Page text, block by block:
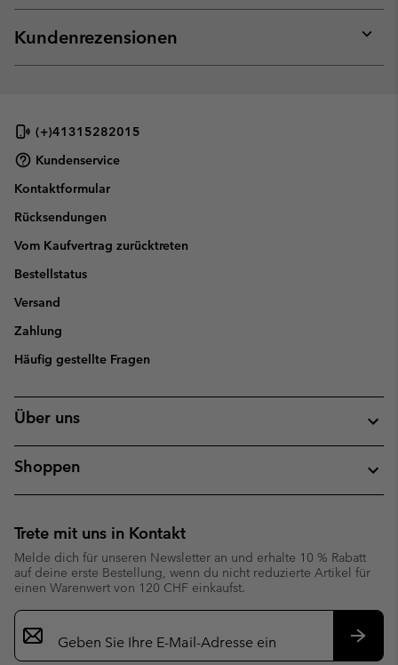
or
Kundenrezensionen
or
(+)41315282015
Kundenservice
Kontaktformular
Rücksendungen
Vom Kaufvertrag zurücktreten
Bestellstatus
Versand
Zahlung
Häufig gestellte Fragen
Über uns
Shoppen
Trete mit uns in Kontakt
Melde dich für unseren Newsletter an und erhalte 10 % Rabatt
auf deine erste Bestellung, wenn du nicht reduzierte Artikel für
einen Warenwert von 120 CHF einkaufst.
Newsletter-
Anmeldung